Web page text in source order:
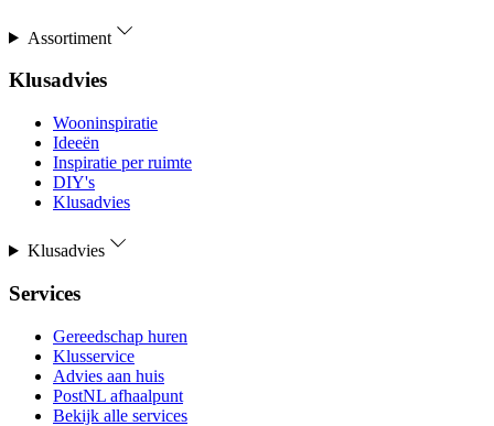
Assortiment
Klusadvies
Wooninspiratie
Ideeën
Inspiratie per ruimte
DIY's
Klusadvies
Klusadvies
Services
Gereedschap huren
Klusservice
Advies aan huis
PostNL afhaalpunt
Bekijk alle services